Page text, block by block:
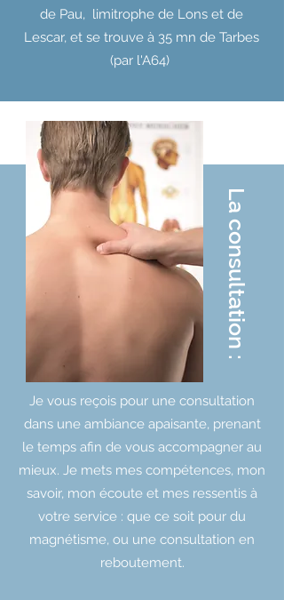
de Pau, limitrophe de Lons et de
Lescar, et se trouve à 35 mn de Tarbes
(par l'A64)
La consultation :
Je vous reçois pour une consultation
dans une ambiance apaisante, prenant
le temps afin de vous accompagner au
mieux. Je mets mes compétences, mon
savoir, mon écoute et mes ressentis à
votre service : que ce soit pour du
magnétisme, ou une consultation en
reboutement.